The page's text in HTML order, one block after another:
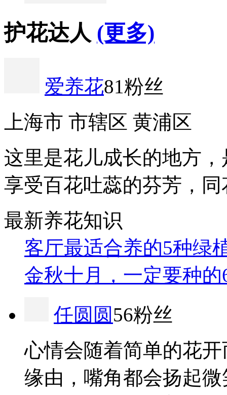
护花达人 (更多)
爱养花81粉丝
上海市 市辖区 黄浦区
这里是花儿成长的地方
享受百花吐蕊的芬芳，
最新养花知识
客厅最适合养的5种绿
金秋十月，一定要种
任圆圆56粉丝
心情会随着简单的花
缘由，嘴角都会扬起